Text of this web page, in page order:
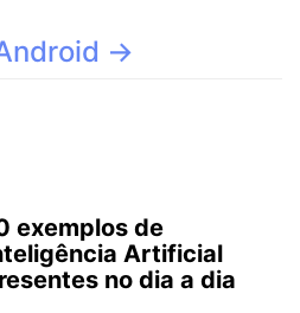
→
exemplos de
Artificial
no dia a dia